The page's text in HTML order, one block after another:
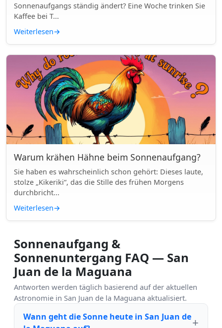
Sonnenaufgangs ständig ändert? Eine Woche trinken Sie
Kaffee bei T...
Weiterlesen→
Warum krähen Hähne beim Sonnenaufgang?
Sie haben es wahrscheinlich schon gehört: Dieses laute,
stolze „Kikeriki“, das die Stille des frühen Morgens
durchbricht...
Weiterlesen→
Sonnenaufgang &
Sonnenuntergang FAQ — San
Juan de la Maguana
Antworten werden täglich basierend auf der aktuellen
Astronomie in San Juan de la Maguana aktualisiert.
Wann geht die Sonne heute in San Juan de